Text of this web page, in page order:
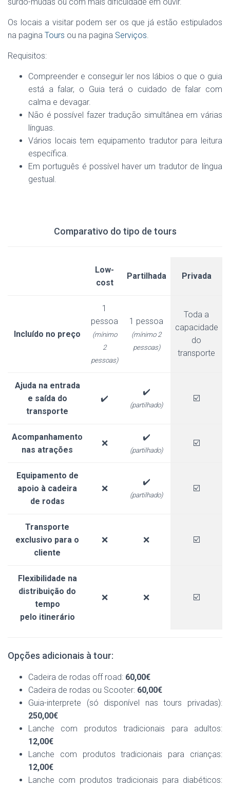
Os locais a visitar podem ser os que já estão estipulados
na pagina Tours ou na pagina Serviços.
Requisitos:
Compreender e conseguir ler nos lábios o que o guia
está a falar, o Guia terá o cuidado de falar com
calma e devagar.
Não é possível fazer tradução simultânea em várias
línguas.
Vários locais tem equipamento tradutor para leitura
específica.
Em português é possível haver um tradutor de língua
gestual.
Comparativo do tipo de tours
Low-
cost
Partilhada Privada
Incluído no preço
1
pessoa
(mínimo
2
pessoas)
1 pessoa
(mínimo 2
pessoas)
Toda a
capacidade
do
transporte
Ajuda na entrada
e saída do
transporte
✔️
✔️
(partilhado)
☑️
Acompanhamento
nas atrações
❌
✔️
(partilhado)
☑️
Equipamento de
apoio à cadeira
de rodas
❌
✔️
(partilhado)
☑️
Transporte
exclusivo para o
cliente
❌ ❌ ☑️
Flexibilidade na
distribuição do
tempo
pelo itinerário
❌ ❌ ☑️
Opções adicionais à tour:
Cadeira de rodas off road: 60,00€
Cadeira de rodas ou Scooter: 60,00€
Guia-interprete (só disponível nas tours privadas):
250,00€
Lanche com produtos tradicionais para adultos:
12,00€
Lanche com produtos tradicionais para crianças:
12,00€
Lanche com produtos tradicionais para diabéticos: